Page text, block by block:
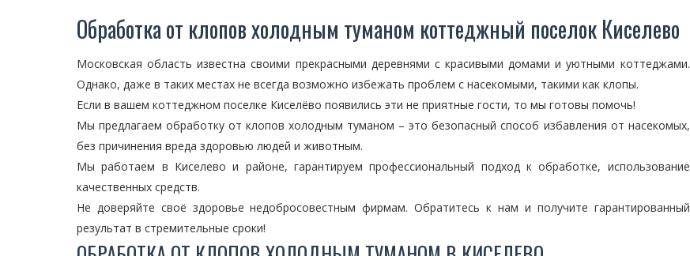
Обработка от клопов холодным туманом коттеджный поселок Киселево
Московская область известна своими прекрасными деревнями с красивыми домами и уютными коттеджами.
Однако, даже в таких местах не всегда возможно избежать проблем с насекомыми, такими как клопы.
Если в вашем коттеджном поселке Киселёво появились эти не приятные гости, то мы готовы помочь!
Мы предлагаем обработку от клопов холодным туманом – это безопасный способ избавления от насекомых,
без причинения вреда здоровью людей и животным.
Мы работаем в Киселево и районе, гарантируем профессиональный подход к обработке, использование
качественных средств.
Не доверяйте своё здоровье недобросовестным фирмам. Обратитесь к нам и получите гарантированный
результат в стремительные сроки!